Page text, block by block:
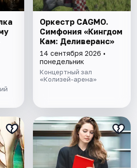
Оркестр CAGMO.
Симфония «Кингдом
Кам: Деливеранс»
14 сентября 2026 •
понедельник
Концертный зал
«Колизей-арена»